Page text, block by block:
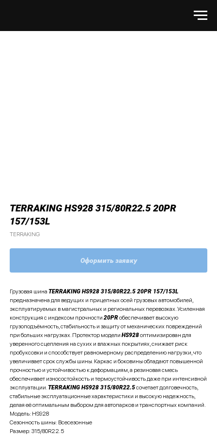
TERRAKING HS928 315/80R22.5 20PR
157/153L
TERRAKING
Оформить заявку
Грузовая шина TERRAKING HS928 315/80R22.5 20PR 157/153L
предназначена для ведущих и прицепных осей грузовых автомобилей,
эксплуатируемых в магистральных и региональных перевозках. Усиленная
конструкция с индексом прочности 20PRобеспечивает высокую
грузоподъёмность, стабильность и защиту от механических повреждений
при больших нагрузках. Протектор модели HS928оптимизирован для
уверенного сцепления на сухих и влажных покрытиях, снижает риск
пробуксовки и способствует равномерному распределению нагрузки, что
увеличивает срок службы шины. Каркас и боковины обладают повышенной
прочностью и устойчивостью к деформациям, а резиновая смесь
обеспечивает износостойкость и термоустойчивость даже при интенсивной
эксплуатации. TERRAKING HS928 315/80R22.5сочетает долговечность,
стабильные эксплуатационные характеристики и высокую надежность,
делая её оптимальным выбором для автопарков и транспортных компаний.
Модель: HS928
Сезонность шины: Всесезонные
Размер: 315/80R22.5